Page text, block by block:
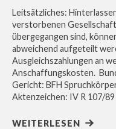
Leitsätzliches:
verstorbenen
übergegangen sind,
abweichend aufgeteilt
Ausgleichszahlungen an
Anschaffungskosten.
Gericht: BFH
Aktenzeichen: IV R 107/
WEITERLESEN